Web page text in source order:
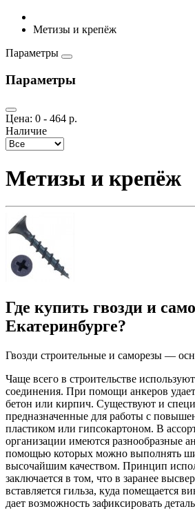
Метизы и крепёж
Параметры
Параметры
Цена: 0 - 464 р.
Наличие
Метизы и крепёж
Где купить гвозди и
Екатеринбурге?
Гвозди строительные и саморезы —
Чаще всего в строительстве
соединения. При помощи анкеров
бетон или кирпич. Существуют и
предназначенные для работы с
пластиком или гипсокартоном. В
организации имеются разнообразные
помощью которых можно выполнять
высочайшим качеством. Принцип
заключается в том, что в заранее
вставляется гильза, куда помещается
дает возможность зафиксировать